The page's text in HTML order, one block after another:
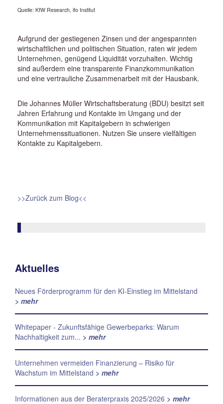
Quelle: KfW Research, ifo Institut
Aufgrund der gestiegenen Zinsen und der angespannten
wirtschaftlichen und politischen Situation, raten wir jedem
Unternehmen, genügend Liquidität vorzuhalten. Wichtig
sind außerdem eine transparente Finanzkommunikation
und eine vertrauliche Zusammenarbeit mit der Hausbank.
Die Johannes Müller Wirtschaftsberatung (BDU) besitzt seit
Jahren Erfahrung und Kontakte im Umgang und der
Kommunikation mit Kapitalgebern in schwierigen
Unternehmenssituationen. Nutzen Sie unsere vielfältigen
Kontakte zu Kapitalgebern.
>>Zurück zum Blog<<
Aktuelles
Neues Förderprogramm für den KI-Einstieg im Mittelstand
> mehr
Whitepaper - Zukunftsfähige Gewerbeparks: Warum
Nachhaltigkeit zum... > mehr
Unternehmen vermeiden Finanzierung – Risiko für
Wachstum im Mittelstand > mehr
Informationen aus der Beraterpraxis 2025/2026 > mehr